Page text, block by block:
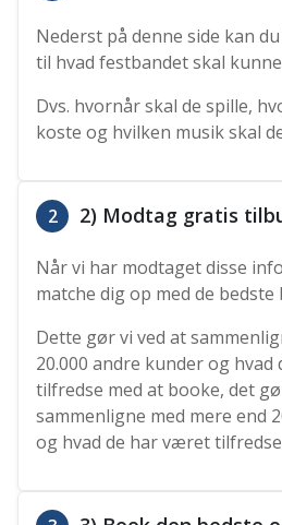
Nederst på denne side kan
til hvad festbandet skal kunne
Dvs. hvornår skal de spille,
koste og hvilken musik skal
2 2) Modtag gratis
Når vi har modtaget disse
matche dig op med de
Dette gør vi ved at
20.000 andre kunder og
tilfredse med at booke, det
sammenligne med mere end
og hvad de har været